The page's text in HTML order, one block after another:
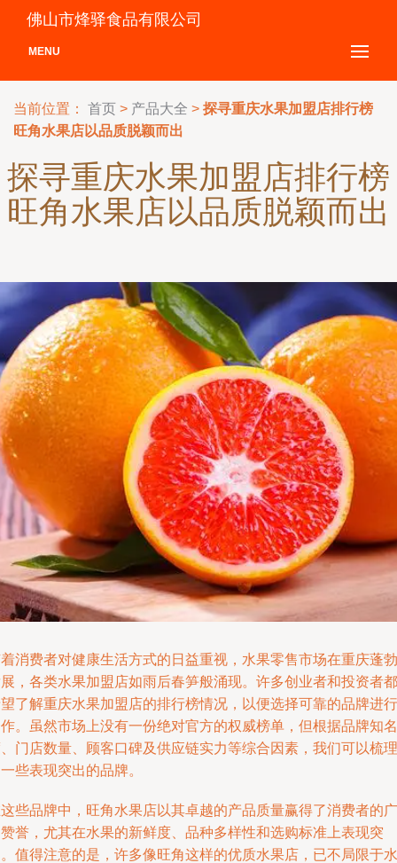
佛山市烽驿食品有限公司
MENU
当前位置： 首页 > 产品大全 > 探寻重庆水果加盟店排行榜
旺角水果店以品质脱颖而出
探寻重庆水果加盟店排行榜
旺角水果店以品质脱颖而出
消费者对健康生活方式的日益重视，水果零售市场在重庆蓬勃
，各类水果加盟店如雨后春笋般涌现。许多创业者和投资者都
了解重庆水果加盟店的排行榜情况，以便选择可靠的品牌进行
。虽然市场上没有一份绝对官方的权威榜单，但根据品牌知名
门店数量、顾客口碑及供应链实力等综合因素，我们可以梳理
些表现突出的品牌。
些品牌中，旺角水果店以其卓越的产品质量赢得了消费者的广
誉，尤其在水果的新鲜度、品种多样性和选购标准上表现突
值得注意的是，许多像旺角这样的优质水果店，已不局限于水